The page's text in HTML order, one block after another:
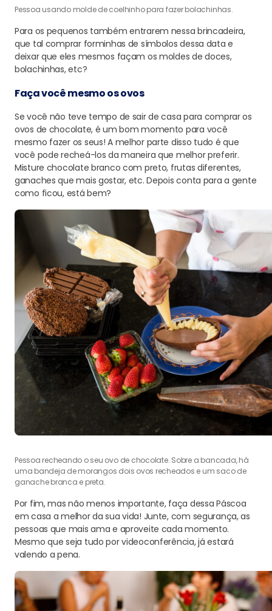
Pessoa usando molde de coelhinho para fazer bolachinhas.
Para os pequenos também entrarem nessa brincadeira,
que tal comprar forminhas de símbolos dessa data e
deixar que eles mesmos façam os moldes de doces,
bolachinhas, etc?
Faça você mesmo os ovos
Se você não teve tempo de sair de casa para comprar os
ovos de chocolate, é um bom momento para você
mesmo fazer os seus! A melhor parte disso tudo é que
você pode recheá-los da maneira que melhor preferir.
Misture chocolate branco com preto, frutas diferentes,
ganaches que mais gostar, etc. Depois conta para a gente
como ficou, está bem?
Pessoa recheando o seu ovo de chocolate. Sobre a bancada, há
uma bandeja de morangos dois ovos recheados e um saco de
ganache branca e preta.
Por fim, mas não menos importante, faça dessa Páscoa
em casa a melhor da sua vida! Junte, com segurança, as
pessoas que mais ama e aproveite cada momento.
Mesmo que seja tudo por videoconferência, já estará
valendo a pena.